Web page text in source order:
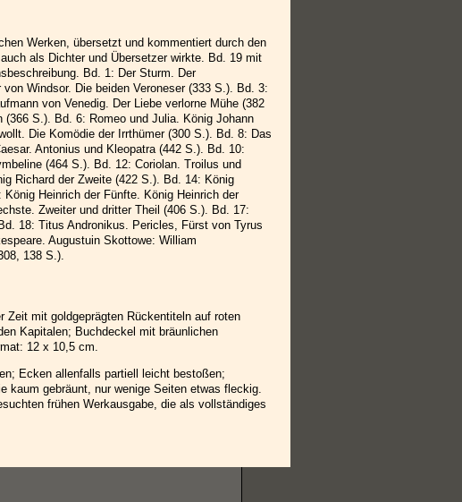
Werken, übersetzt und kommentiert durch den
als Dichter und Übersetzer wirkte. Bd. 19 mit
Bd. 1: Der Sturm. Der
Windsor. Die beiden Veroneser (333 S.). Bd. 3:
von Venedig. Der Liebe verlorne Mühe (382
S.). Bd. 6: Romeo und Julia. König Johann
Die Komödie der Irrthümer (300 S.). Bd. 8: Das
Antonius und Kleopatra (442 S.). Bd. 10:
(464 S.). Bd. 12: Coriolan. Troilus und
Richard der Zweite (422 S.). Bd. 14: König
Heinrich der Fünfte. König Heinrich der
Zweiter und dritter Theil (406 S.). Bd. 17:
18: Titus Andronikus. Pericles, Fürst von Tyrus
Augustuin Skottowe: William
138 S.).
Zeit mit goldgeprägten Rückentiteln auf roten
Kapitalen; Buchdeckel mit bräunlichen
12 x 10,5 cm.
Ecken allenfalls partiell leicht bestoßen;
kaum gebräunt, nur wenige Seiten etwas fleckig.
frühen Werkausgabe, die als vollständiges